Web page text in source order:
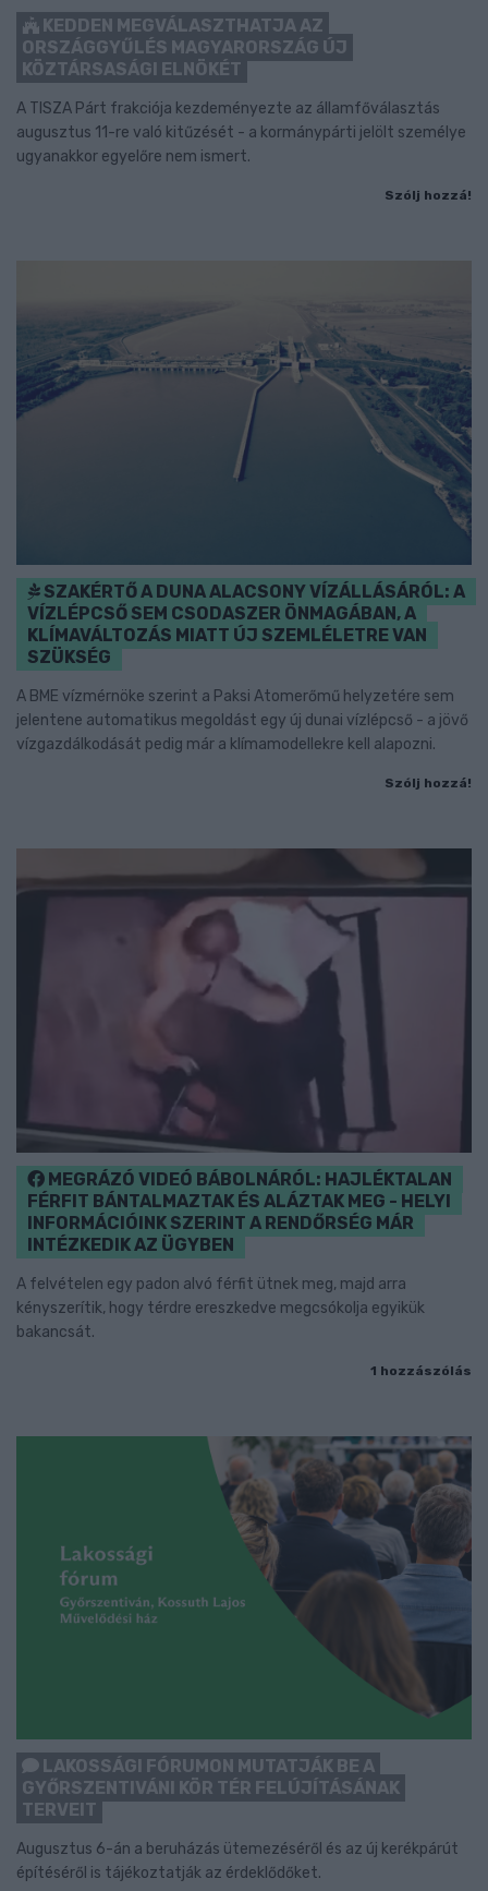
KEDDEN MEGVÁLASZTHATJA AZ
ORSZÁGGYŰLÉS MAGYARORSZÁG ÚJ
KÖZTÁRSASÁGI ELNÖKÉT
A TISZA Párt frakciója kezdeményezte az államfőválasztás
augusztus 11-re való kitűzését - a kormánypárti jelölt személye
ugyanakkor egyelőre nem ismert.
Szólj hozzá!
SZAKÉRTŐ A DUNA ALACSONY VÍZÁLLÁSÁRÓL: A
VÍZLÉPCSŐ SEM CSODASZER ÖNMAGÁBAN, A
KLÍMAVÁLTOZÁS MIATT ÚJ SZEMLÉLETRE VAN
SZÜKSÉG
A BME vízmérnöke szerint a Paksi Atomerőmű helyzetére sem
jelentene automatikus megoldást egy új dunai vízlépcső - a jövő
vízgazdálkodását pedig már a klímamodellekre kell alapozni.
Szólj hozzá!
MEGRÁZÓ VIDEÓ BÁBOLNÁRÓL: HAJLÉKTALAN
FÉRFIT BÁNTALMAZTAK ÉS ALÁZTAK MEG - HELYI
INFORMÁCIÓINK SZERINT A RENDŐRSÉG MÁR
INTÉZKEDIK AZ ÜGYBEN
A felvételen egy padon alvó férfit ütnek meg, majd arra
kényszerítik, hogy térdre ereszkedve megcsókolja egyikük
bakancsát.
1 hozzászólás
LAKOSSÁGI FÓRUMON MUTATJÁK BE A
GYŐRSZENTIVÁNI KÖR TÉR FELÚJÍTÁSÁNAK
TERVEIT
Augusztus 6-án a beruházás ütemezéséről és az új kerékpárút
építéséről is tájékoztatják az érdeklődőket.